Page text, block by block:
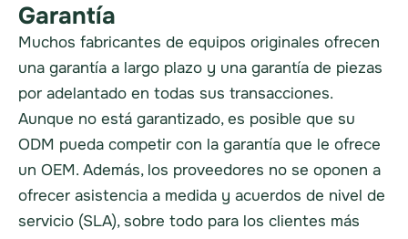
Garantía
Muchos fabricantes de equipos originales ofrecen
una garantía a largo plazo y una garantía de piezas
por adelantado en todas sus transacciones.
Aunque no está garantizado, es posible que su
ODM pueda competir con la garantía que le ofrece
un OEM. Además, los proveedores no se oponen a
ofrecer asistencia a medida y acuerdos de nivel de
servicio (SLA), sobre todo para los clientes más